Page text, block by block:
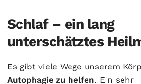
Schlaf – ein lang
unterschätztes
Es gibt viele Wege unserem
Autophagie zu helfen. Ein sehr